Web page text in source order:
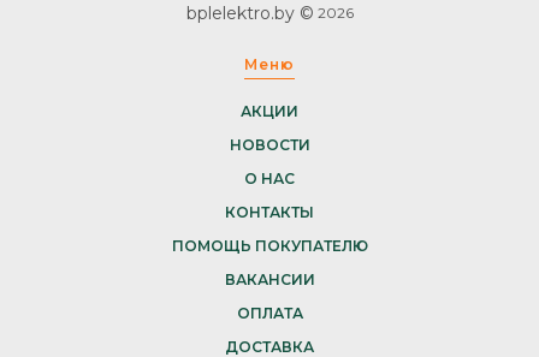
bplelektro.by © 2026
Меню
АКЦИИ
НОВОСТИ
О НАС
КОНТАКТЫ
ПОМОЩЬ ПОКУПАТЕЛЮ
ВАКАНСИИ
ОПЛАТА
ДОСТАВКА